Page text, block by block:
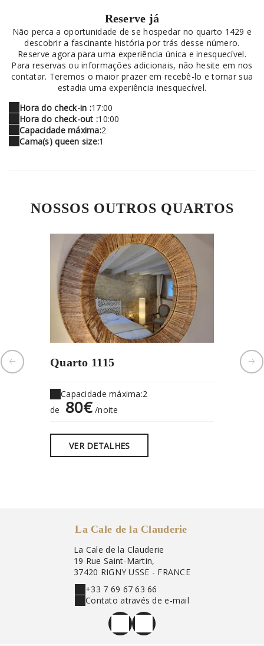
Reserve já
Não perca a oportunidade de se hospedar no quarto 1429 e
descobrir a fascinante história por trás desse número.
Reserve agora para uma experiência única e inesquecível.
Para reservas ou informações adicionais, não hesite em nos
contatar. Teremos o maior prazer em recebê-lo e tornar sua
estadia uma experiência inesquecível.
Hora do check-in :17:00
Hora do check-out :10:00
Capacidade máxima:2
Cama(s) queen size:1
NOSSOS OUTROS QUARTOS
Quarto 1115
Capacidade máxima:2
de
80€/noite
VER DETALHES
La Cale de la Clauderie
La Cale de la Clauderie
19 Rue Saint-Martin,
37420 RIGNY USSE - FRANCE
+33 7 69 67 63 66
Contato através de e-mail